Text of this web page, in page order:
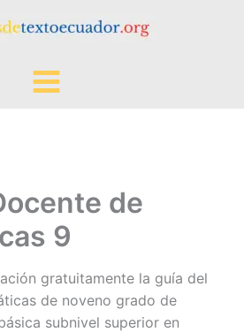
de
9
gratuitamente la guía del
de noveno grado de
subnivel superior en